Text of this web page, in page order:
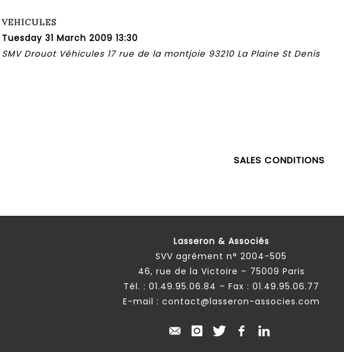
VEHICULES
Tuesday 31 March 2009 13:30
SMV Drouot Véhicules 17 rue de la montjoie 93210 La Plaine St Denis
SALES CONDITIONS
Lasseron & Associés
SVV agrément n° 2004-505
46, rue de la Victoire – 75009 Paris
Tél. : 01.49.95.06.84 – Fax : 01.49.95.06.77
E-mail : contact@lasseron-associes.com